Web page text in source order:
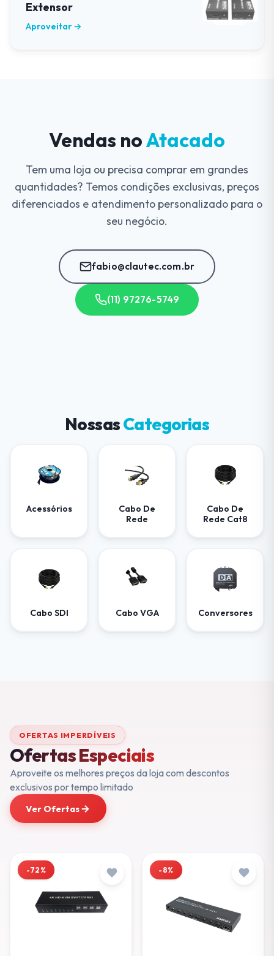
Extensor
Aproveitar →
Vendas noAtacado
Tem uma loja ou precisa comprar em grandes
quantidades? Temos condições exclusivas, preços
diferenciados e atendimento personalizado para o
seu negócio.
fabio@clautec.com.br
(11) 97276-5749
NossasCategorias
Acessórios
Cabo De
Rede
Cabo De
Rede Cat8
Cabo SDI Cabo VGA Conversores
OFERTAS IMPERDÍVEIS
Ofertas Especiais
Aproveite os melhores preços da loja com descontos
exclusivos por tempo limitado
Ver Ofertas
-72% -8%